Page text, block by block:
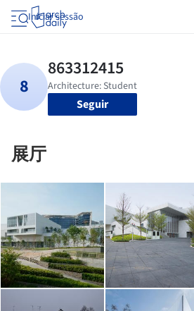
Iniciar sessão
Seguir
展厅